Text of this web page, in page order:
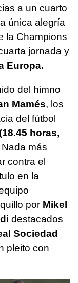
a un cuarto
única alegría
la Champions
jornada y
Europa.
del himno
Mamés, los
del fútbol
horas,
Nada más
contra el
en la
por Mikel
destacados
Sociedad
pleito con